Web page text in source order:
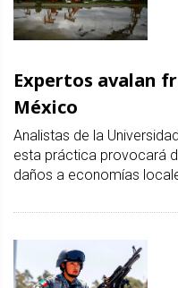
Expertos avalan
México
Analistas de la
esta práctica provocará
daños a economías